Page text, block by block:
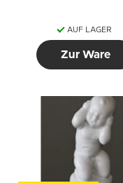
AUF LAGER
Zur Ware